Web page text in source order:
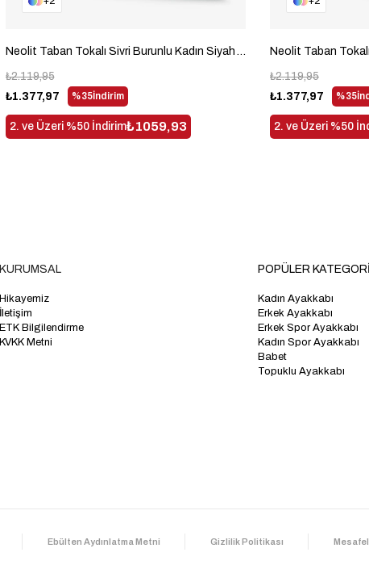
Neolit Taban Tokalı Sivri Burunlu Kadın Siyah Yüksek Topuklu Bot TBDDD1310
%35İndirim
₺1.377,97
₺2.119,95
2. ve Üzeri %50 İndirim₺1059,93
%35
₺1.377,97
₺2.119,95
2. ve Üzeri %50
KURUMSAL
Hikayemiz
İletişim
ETK Bilgilendirme
KVKK Metni
POPÜLER
Kadın Ayakkabı
Erkek Ayakkabı
Erkek Spor Ayakkabı
Kadın Spor Ayakkabı
Babet
Topuklu Ayakkabı
Ebülten Aydınlatma Metni Gizlilik Politikası